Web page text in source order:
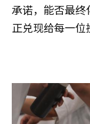
承诺，能否最
正兑现给每一位